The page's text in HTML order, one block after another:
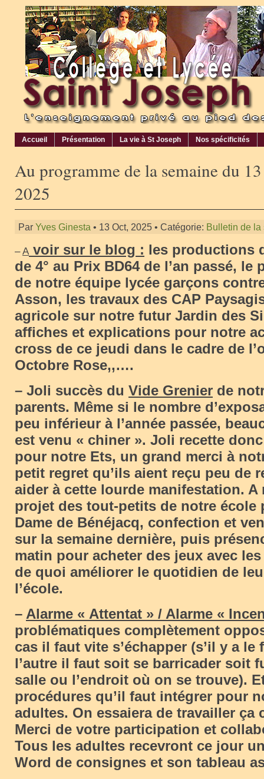
Accueil Présentation La vie à St Joseph Nos spécificités
Au programme de la semaine du
2025
Par Yves Ginesta • 13 Oct, 2025 • Catégorie: Bulletin de la
–A voir sur le blog : les productions
de 4° au Prix BD64 de l’an passé, le
de notre équipe lycée garçons
Asson, les travaux des CAP
agricole sur notre futur Jardin des
affiches et explications pour notre
cross de ce jeudi dans le cadre de
Octobre Rose,,….
– Joli succès du Vide Grenier de
parents. Même si le nombre
peu inférieur à l’année passée,
est venu « chiner ». Joli recette
pour notre Ets, un grand merci à
petit regret qu’ils aient reçu peu de
aider à cette lourde manifestation. A
projet des tout-petits de notre école
Dame de Bénéjacq, confection et
sur la semaine dernière, puis
matin pour acheter des jeux avec
de quoi améliorer le quotidien de
l’école.
– Alarme « Attentat » / Alarme «
problématiques complètement
cas il faut vite s’échapper (s’il y a le
l’autre il faut soit se barricader soit
salle ou l’endroit où on se trouve).
procédures qu’il faut intégrer pour
adultes. On essaiera de travailler ça
Merci de votre participation et
Tous les adultes recevront ce jour
Word de consignes et son tableau